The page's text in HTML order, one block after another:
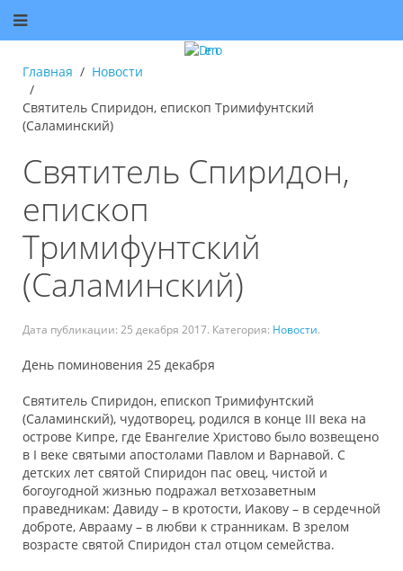
Главная Новости
Святитель Спиридон, епископ Тримифунтский
(Саламинский)
Святитель Спиридон,
епископ
Тримифунтский
(Саламинский)
Дата публикации: 25 декабря 2017. Категория: Новости.
День поминовения 25 декабря
Святитель Спиридон, епископ Тримифунтский
(Саламинский), чудотворец, родился в конце III века на
острове Кипре, где Евангелие Христово было возвещено
в I веке святыми апостолами Павлом и Варнавой. С
детских лет святой Спиридон пас овец, чистой и
богоугодной жизнью подражал ветхозаветным
праведникам: Давиду – в кротости, Иакову – в сердечной
доброте, Аврааму – в любви к странникам. В зрелом
возрасте святой Спиридон стал отцом семейства.